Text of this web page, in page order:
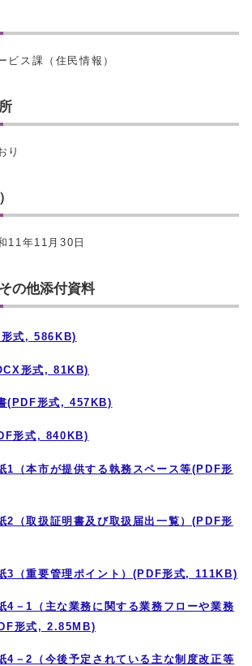
ビス課（住民情報）
り
11年11月30日
の他添付資料
式, 586KB)
形式, 81KB)
(PDF形式, 457KB)
形式, 840KB)
1（本市が提供する執務スペース等(PDF形
2（取扱証明書及び取扱届出一覧）(PDF形
3（重要管理ポイント）(PDF形式, 111KB)
4－1（主な業務に関する業務フローや業務
形式, 2.85MB)
4－2（今後予定されている主な制度改正等